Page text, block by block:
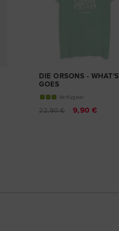
DIE ORSONS - WHAT'S
GOES
Verfügbar
22,90 € 9,90 €